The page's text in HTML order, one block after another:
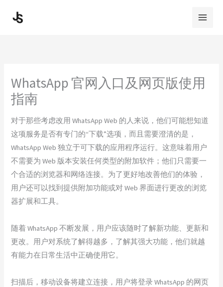
WhatsApp 官网入口及网页版使用
指南
对于那些考虑改用 WhatsApp Web 的人来说，他们可能想知道
这项服务是否有专门的“下载”选项，而且需要澄清的是，
WhatsApp Web 独立于可下载的应用程序运行。这意味着用户
不需要为 Web 版本安装任何类型的附加软件；他们只需要一
个合适的浏览器和网络连接。为了更好地改善他们的体验，
用户还可以找到提供附加功能或对 Web 界面进行更改的浏览
器扩展和工具。
随着 WhatsApp 不断发展，用户应该随时了解新功能、更新和
更改。用户对系统了解得越多，了解其强大功能，他们就越
有能力在日常生活中正确使用它。
扫描后，移动设备将建立连接，用户将登录 WhatsApp 的网页